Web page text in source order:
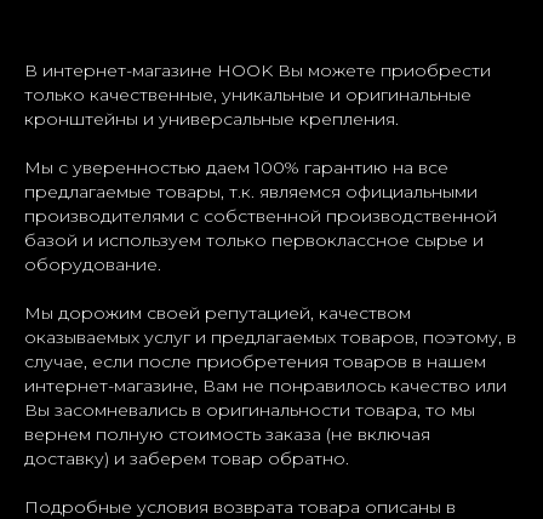
В интернет-магазине HOOK Вы можете приобрести
только качественные, уникальные и оригинальные
кронштейны и универсальные крепления.
Мы с уверенностью даем 100% гарантию на все
предлагаемые товары, т.к. являемся официальными
производителями с собственной производственной
базой и используем только первоклассное сырье и
оборудование.
Мы дорожим своей репутацией, качеством
оказываемых услуг и предлагаемых товаров, поэтому, в
случае, если после приобретения товаров в нашем
интернет-магазине, Вам не понравилось качество или
Вы засомневались в оригинальности товара, то мы
вернем полную стоимость заказа (не включая
доставку) и заберем товар обратно.
Подробные условия возврата товара описаны в